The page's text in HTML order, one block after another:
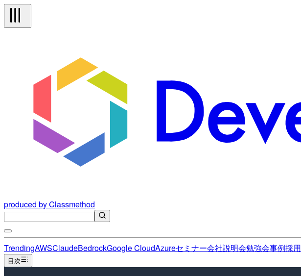
produced by Classmethod
TrendingAWSClaudeBedrockGoogle CloudAzureセミナー会社説明会勉強会事例採用
目次